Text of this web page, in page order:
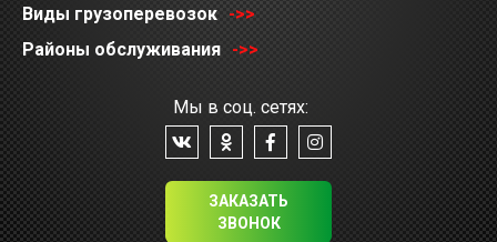
Виды грузоперевозок ->>
Районы обслуживания ->>
Мы в соц. сетях:
ЗАКАЗАТЬ
ЗВОНОК